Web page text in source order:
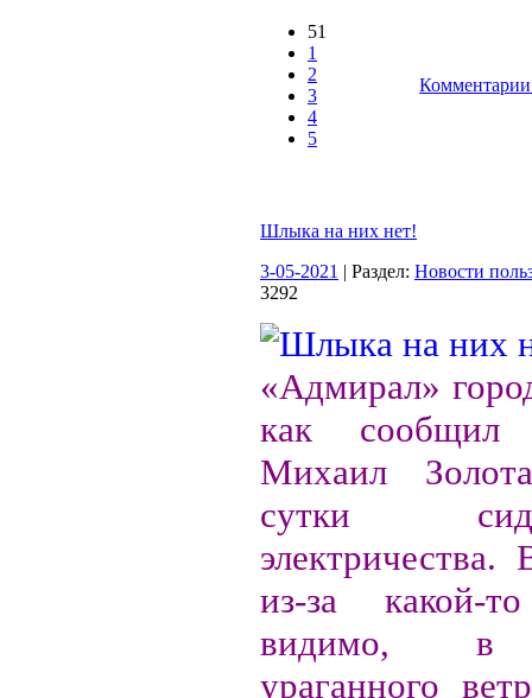
51
1
2
3
4
5
Шлыка на них нет!
3-05-2021 | Раздел: Новости
3292
«Адмирал»
как
Михаил
сутки
из-за какой-
видимо, в
ураганного